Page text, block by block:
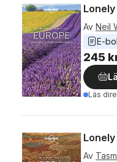
Av Neil
E-
245
Läs
Av